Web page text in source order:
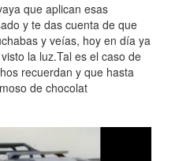
que aplican esas
y te das cuenta de que
y veías, hoy en día ya
la luz.Tal es el caso de
recuerdan y que hasta
de chocolat